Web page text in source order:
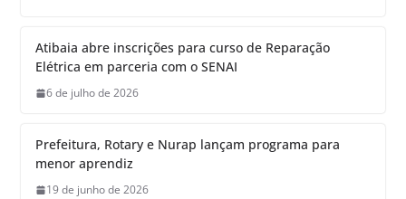
Atibaia abre inscrições para curso de Reparação
Elétrica em parceria com o SENAI
6 de julho de 2026
Prefeitura, Rotary e Nurap lançam programa para
menor aprendiz
19 de junho de 2026